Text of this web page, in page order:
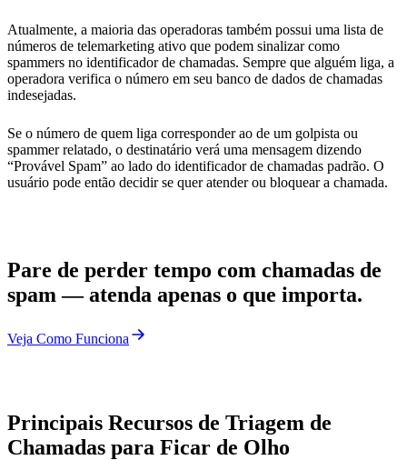
Atualmente, a maioria das operadoras também possui uma lista de
números de telemarketing ativo que podem sinalizar como
spammers no identificador de chamadas. Sempre que alguém liga, a
operadora verifica o número em seu banco de dados de chamadas
indesejadas.
Se o número de quem liga corresponder ao de um golpista ou
spammer relatado, o destinatário verá uma mensagem dizendo
“Provável Spam” ao lado do identificador de chamadas padrão. O
usuário pode então decidir se quer atender ou bloquear a chamada.
Pare de perder tempo com chamadas de
spam — atenda apenas o que importa.
Veja Como Funciona
Principais Recursos de Triagem de
Chamadas para Ficar de Olho